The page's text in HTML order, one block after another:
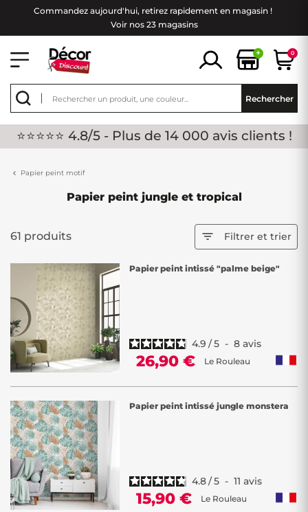
Commandez aujourd'hui, retirez rapidement en magasin !
Voir nos 23 magasins
+ 0
Rechercher
⭐⭐⭐⭐⭐ 4.8/5 - Plus de 14 000 avis clients !
Papier peint motif
Papier peint jungle et tropical
61 produits  Filtrer et trier
Papier peint intissé "palme beige"
4.9 /5 - 8 avis
26,90 € Le Rouleau
Papier peint intissé jungle monstera
4.8/5 - 11 avis
15,90 € Le Rouleau